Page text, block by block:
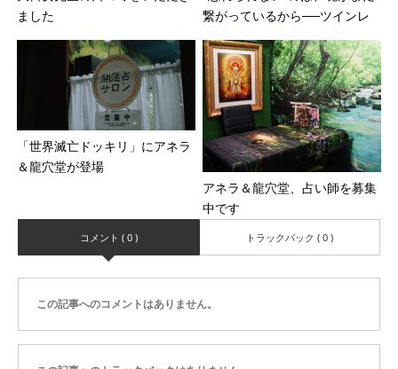
ました
繋がっているから──ツインレ...
「世界滅亡ドッキリ」にアネラ
＆龍穴堂が登場
アネラ＆龍穴堂、占い師を募集
中です
コメント ( 0 ) トラックバック ( 0 )
この記事へのコメントはありません。